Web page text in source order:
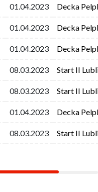
01.04.2023 Decka
01.04.2023 Decka
01.04.2023 Decka
08.03.2023 Start II
08.03.2023 Start II
01.04.2023 Decka
08.03.2023 Start II
01.04.2023 Decka
01.04.2023 Decka
01.04.2023 Decka
08.03.2023 Start II
08.03.2023 Start II
01.04.2023 Decka
08.03.2023 Start II